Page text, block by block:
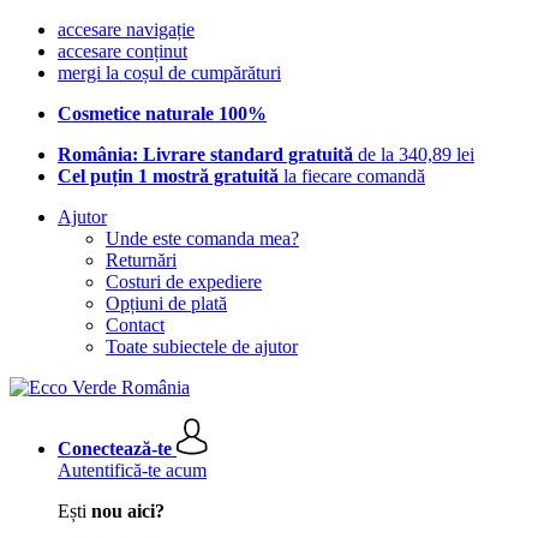
accesare navigație
accesare conținut
mergi la coșul de cumpărături
Cosmetice naturale 100%
România: Livrare standard gratuită de la 340,89 lei
Cel puțin 1 mostră gratuită la fiecare comandă
Ajutor
Unde este comanda mea?
Returnări
Costuri de expediere
Opțiuni de plată
Contact
Toate subiectele de ajutor
Conectează-te
Autentifică-te acum
Ești nou aici?